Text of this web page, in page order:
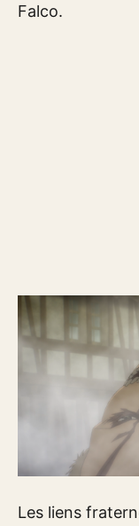
Falco.
Les liens